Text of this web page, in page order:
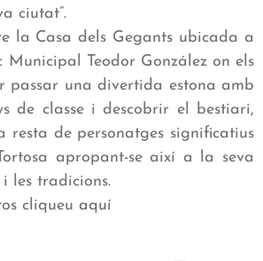
ciutat”.
la Casa dels Gegants ubicada a
Teodor González on els
passar una divertida estona amb
de classe i descobrir el bestiari,
resta de personatges significatius
apropant-se així a la seva
les tradicions.
cliqueu aquí